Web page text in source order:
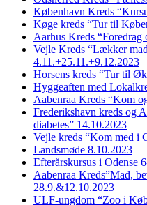
København Kreds
Køge kreds “Tur til
Aarhus Kreds “Foredrag
Vejle Kreds “Lækker
4.11.+25.11.+9.12.2023
Horsens kreds “Tur til
Hyggeaften med
Aabenraa Kreds “Kom
Frederikshavn kreds og
diabetes” 14.10.2023
Vejle kreds “Kom med i
Landsmøde 8.10.2023
Efterårskursus i Odense
Aabenraa Kreds”Mad,
28.9.&12.10.2023
ULF-ungdom “Zoo i